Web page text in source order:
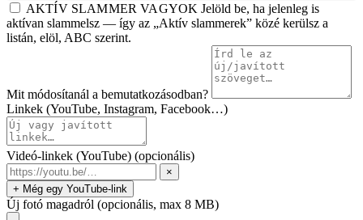
AKTÍV SLAMMER VAGYOK Jelöld be, ha jelenleg is
aktívan slammelsz — így az „Aktív slammerek” közé kerülsz a
listán, elöl, ABC szerint.
Mit módosítanál a bemutatkozásodban?
Linkek (YouTube, Instagram, Facebook…)
Videó-linkek (YouTube) (opcionális)
×
+ Még egy YouTube-link
Új fotó magadról (opcionális, max 8 MB)